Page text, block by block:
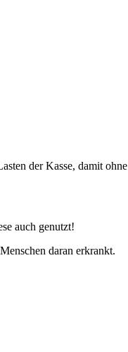
der Kasse, damit ohne
auch genutzt!
daran erkrankt.